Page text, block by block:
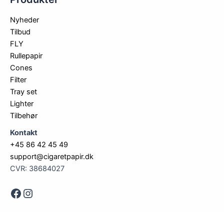
Nyheder
Tilbud
FLY
Rullepapir
Cones
Filter
Tray set
Lighter
Tilbehør
Kontakt
+45 86 42 45 49
support@cigaretpapir.dk
CVR: 38684027
FaceInstagram